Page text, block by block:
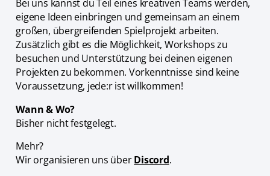
Bei uns kannst du Teil eines kreativen Teams werden,
eigene Ideen einbringen und gemeinsam an einem
großen, übergreifenden Spielprojekt arbeiten.
Zusätzlich gibt es die Möglichkeit, Workshops zu
besuchen und Unterstützung bei deinen eigenen
Projekten zu bekommen. Vorkenntnisse sind keine
Voraussetzung, jede:r ist willkommen!
Wann & Wo?
Bisher nicht festgelegt.
Mehr?
Wir organisieren uns überDiscord.